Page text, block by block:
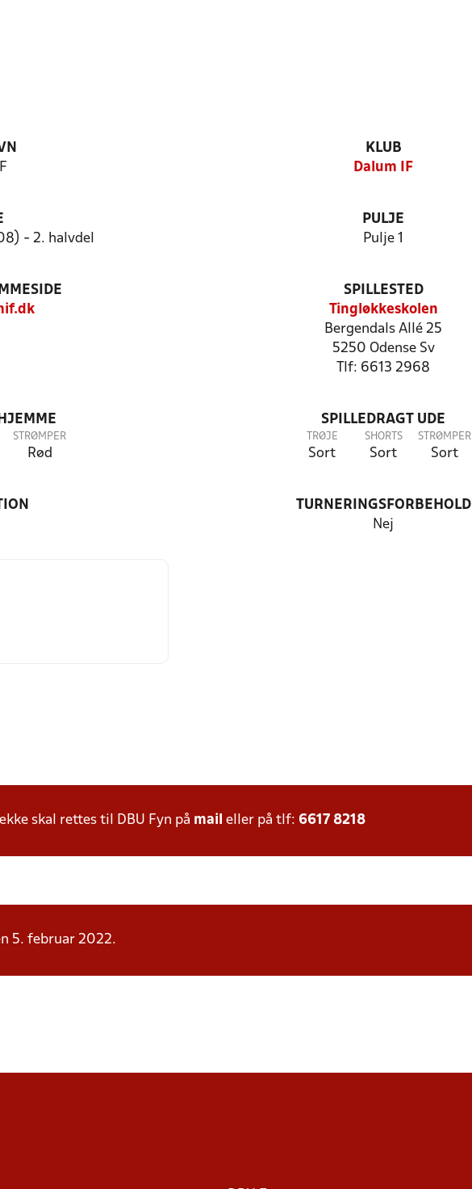
KLUB
Dalum IF
- 2. halvdel
PULJE
Pulje 1
SPILLESTED
Tingløkkeskolen
Bergendals Allé 25
5250 Odense Sv
Tlf: 6613 2968
STRØMPER
Rød
SPILLEDRAGT UDE
TRØJE
Sort
SHORTS
Sort
STRØMPER
Sort
TURNERINGSFORBEHOLD
Nej
skal rettes til DBU Fyn på mail eller på tlf: 6617 8218
5. februar 2022.